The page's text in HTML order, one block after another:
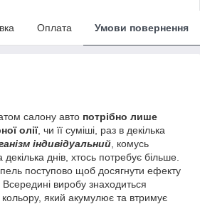
Оплата Умови повернення
салону авто потрібно лише
олії, чи її суміші, раз в декілька
індивідуальний , комусь
декілька днів, хтось потребує більше.
поступово щоб досягнути ефекту
виробу знаходиться
який акумулює та втримує